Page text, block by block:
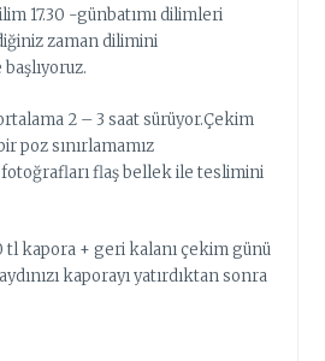
17.30 -günbatımı dilimleri
zaman dilimini
2 – 3 saat sürüyor.Çekim
poz sınırlamamız
flaş bellek ile teslimini
tl kapora + geri kalanı çekim günü
kaporayı yatırdıktan sonra